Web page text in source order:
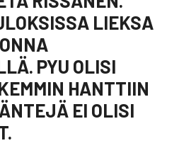
LIEKSA
PYU OLISI
HANTTIIN
EI OLISI